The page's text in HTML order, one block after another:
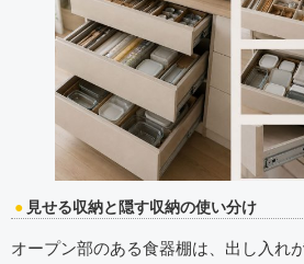
見せる収納と隠す収納の使い分け
オープン部のある食器棚は、出し入れ